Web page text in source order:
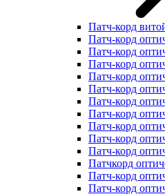
Патч-корд
Патч-корд
Патч-корд
Патч-корд
Патч-корд
Патч-корд
Патч-корд
Патч-корд
Патч-корд
Патч-корд
Патч-корд
Патчкорд
Патч-корд
Патч-корд